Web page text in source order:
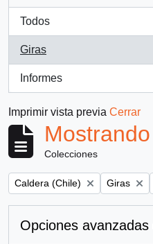
Todos
Giras
, 1 resultados
Informes
, 1 resultados
Imprimir vista previa Cerrar
Colecciones
Remove filter:
Caldera (Chile) Remove
Giras
Opciones